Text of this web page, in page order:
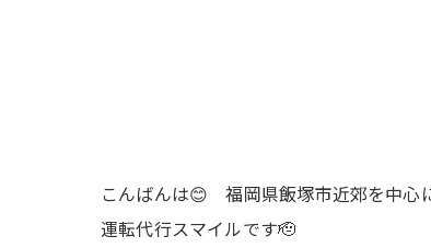
こんばんは😊 福岡県飯塚市近郊を中心
運転代行スマイルです🫡